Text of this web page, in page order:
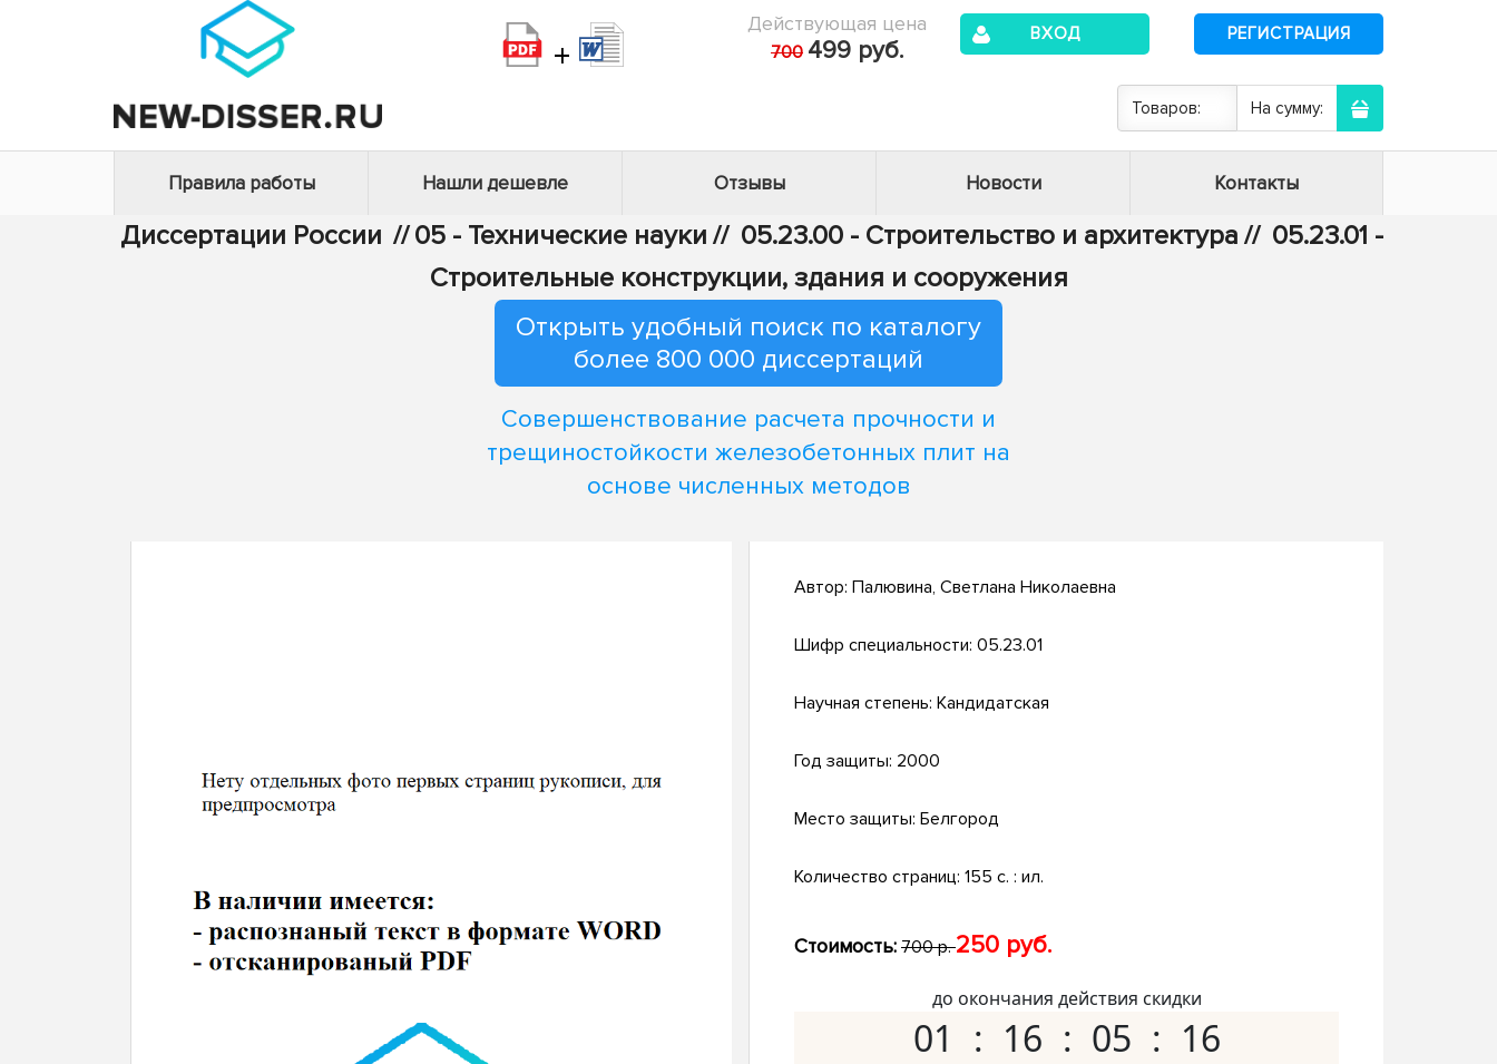
+
Действующая цена
700 499 руб.
ВХОД РЕГИСТРАЦИЯ
Товаров: На сумму:
Правила работы Нашли дешевле Отзывы Новости Контакты
Диссертации России // 05 - Технические науки // 05.23.00 - Строительство и архитектура // 05.23.01 -
Строительные конструкции, здания и сооружения
Открыть удобный поиск по каталогу
более 800 000 диссертаций
Совершенствование расчета прочности и
трещиностойкости железобетонных плит на
основе численных методов
Автор: Палювина, Светлана Николаевна
Шифр специальности: 05.23.01
Научная степень: Кандидатская
Год защиты: 2000
Место защиты: Белгород
Количество страниц: 155 с. : ил.
Стоимость: 700 р.250 руб.
до окончания действия скидки
01 16 05 15